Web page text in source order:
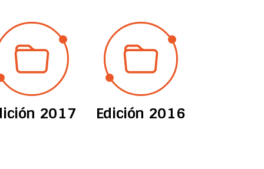
2017 Edición 2016